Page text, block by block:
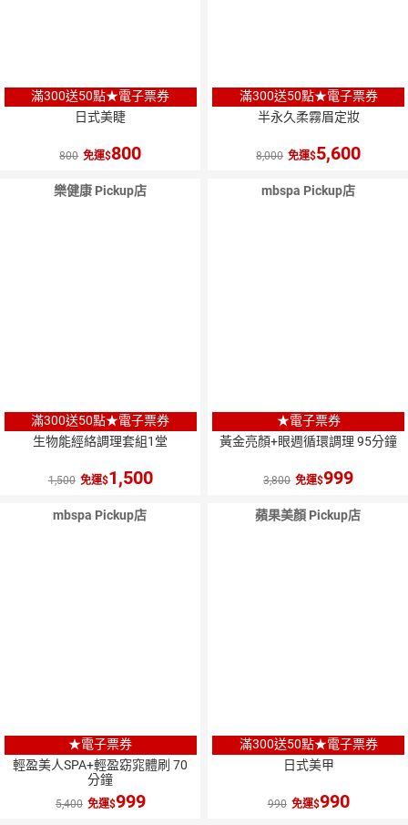
滿300送50點★電子票券
日式美睫
800 免運 800
滿300送50點★電子票券
半永久柔霧眉定妝
8,000 免運 5,600
樂健康 Pickup店
滿300送50點★電子票券
生物能經絡調理套組1堂
1,500 免運 1,500
mbspa Pickup店
★電子票券
黃金亮顏+眼週循環調理 95分鐘
3,800 免運 999
mbspa Pickup店
★電子票券
輕盈美人SPA+輕盈窈窕體刷 70
分鐘
5,400 免運 999
蘋果美顏 Pickup店
滿300送50點★電子票券
日式美甲
990 免運 990